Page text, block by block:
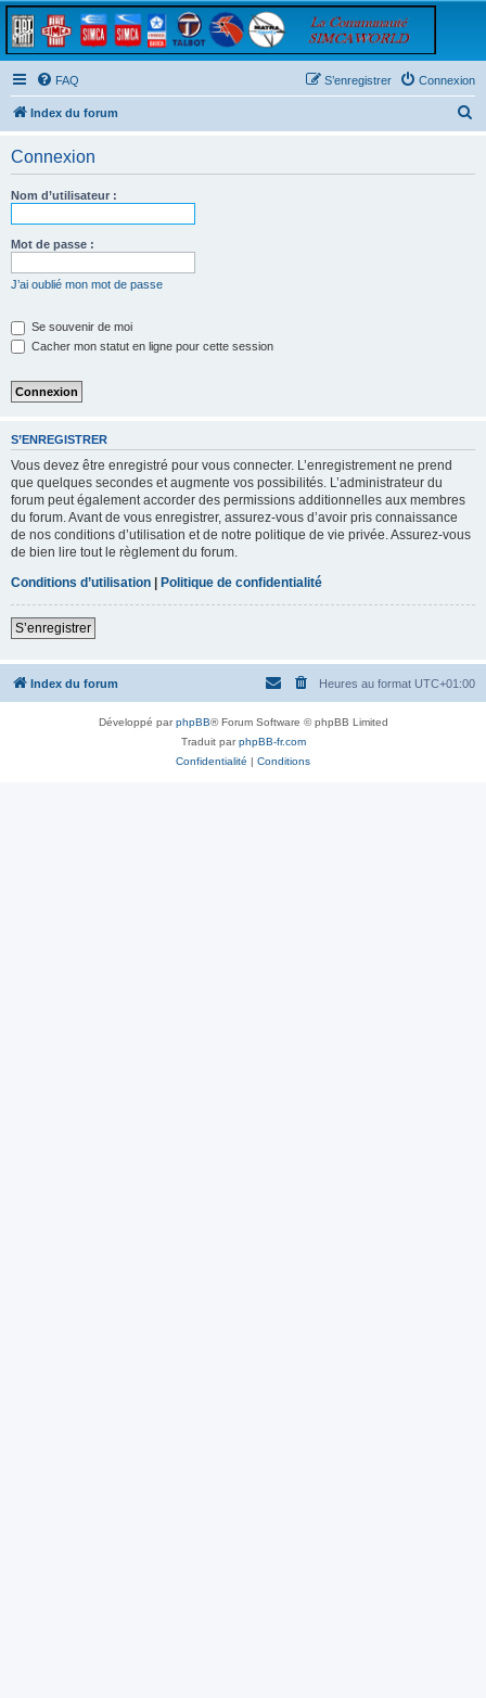
FAQ Connexion
S’enregistrer
Index du forum
Connexion
Nom d’utilisateur :
Mot de passe :
J’ai oublié mon mot de passe
Se souvenir de moi
Cacher mon statut en ligne pour cette session
S’ENREGISTRER
Vous devez être enregistré pour vous connecter. L’enregistrement ne prend
que quelques secondes et augmente vos possibilités. L’administrateur du
forum peut également accorder des permissions additionnelles aux membres
du forum. Avant de vous enregistrer, assurez-vous d’avoir pris connaissance
de nos conditions d’utilisation et de notre politique de vie privée. Assurez-vous
de bien lire tout le règlement du forum.
Conditions d’utilisation | Politique de confidentialité
S’enregistrer
Index du forum Heures au format UTC+01:00
Développé parphpBB® Forum Software © phpBB Limited
Traduit parphpBB-fr.com
Confidentialité | Conditions